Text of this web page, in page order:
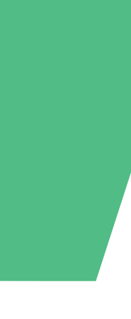
Packs de
à l'utilisation avec des